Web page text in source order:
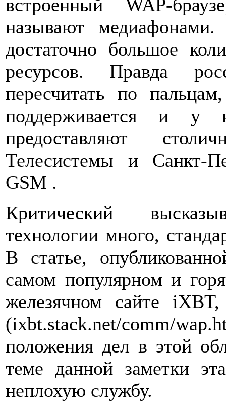
встроенный WAP-
называют
достаточно большое
ресурсов. Правда
пересчитать по
поддерживается и у
предоставляют
Телесистемы и Санкт-
GSM .
Критический
технологии много,
В статье,
самом популярном и
железячном сайте
(ixbt.stack.net/comm/
положения дел в этой
теме данной заметки
неплохую службу.